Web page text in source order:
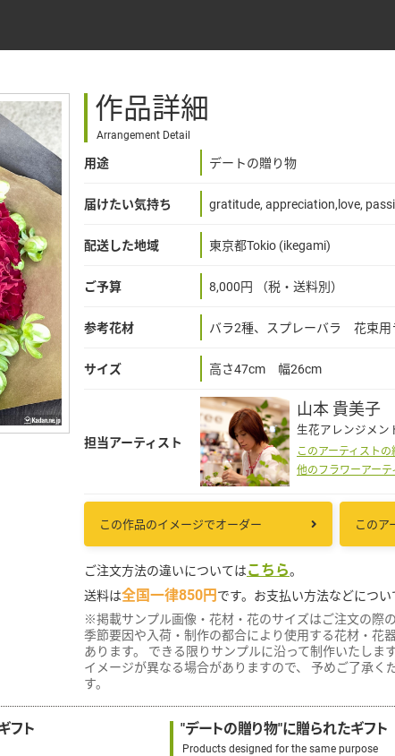
作品詳細
Arrangement Detail
用途 デートの贈り物
届けたい気持ち gratitude, appreciation,love,
配送した地域 東京都Tokio (ikegami)
ご予算 8,000円 （税・送料別）
参考花材 バラ2種、スプレーバラ 花束用
サイズ 高さ47cm 幅26cm
担当アーティスト
山本 貴美子
生花アレンジメ
このアーティスト
他のフラワーアー
この作品のイメージでオーダー このア
ご注文方法の違いについてはこちら。
送料は全国一律850円です。お支払い方法などについ
※掲載サンプル画像・花材・花のサイズはご注文の際
季節要因や入荷・制作の都合により使用する花材・花
あります。 できる限りサンプルに沿って制作いたしま
イメージが異なる場合がありますので、 予めご了承く
す。
フト "デートの贈り物"に贈られたギフト
Products designed for the same purpose